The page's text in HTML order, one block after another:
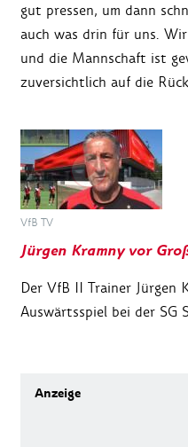
gut pressen, um dann
auch was drin für uns.
und die Mannschaft ist
zuversichtlich auf die
VfB TV
Jürgen Kramny vor
Der VfB II Trainer Jürgen
Auswärtsspiel bei der SG